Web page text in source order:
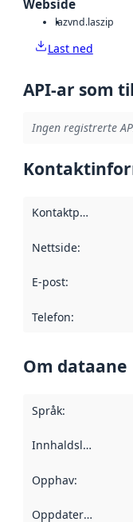
Webside
lazvnd.laszip
Last ned
API-ar som
Ingen registrerte
Kontaktpunkt
Nettside:
E-post:
Telefon:
Om dataane
Språk:
Innhaldsleverandørar
Opphav:
Oppdateringsfrekvens